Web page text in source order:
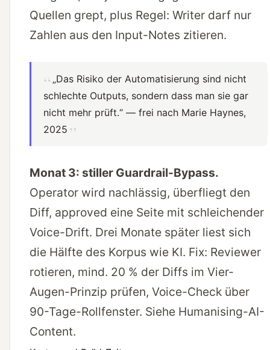
Quellen grept, plus Regel: Writer darf nur
Zahlen aus den Input-Notes zitieren.
„Das Risiko der Automatisierung sind nicht
schlechte Outputs, sondern dass man sie gar
nicht mehr prüft.“ — frei nach Marie Haynes,
2025
Monat 3: stiller Guardrail-Bypass.
Operator wird nachlässig, überfliegt den
Diff, approved eine Seite mit schleichender
Voice-Drift. Drei Monate später liest sich
die Hälfte des Korpus wie KI. Fix: Reviewer
rotieren, mind. 20 % der Diffs im Vier-
Augen-Prinzip prüfen, Voice-Check über
90-Tage-Rollfenster. Siehe Humanising-AI-
Content.